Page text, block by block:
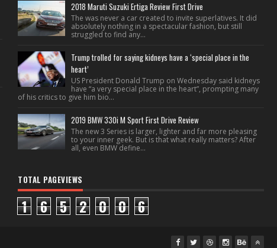
2018 Maruti Suzuki Ertiga Review First Drive
The was never a car created to invite superlatives. It did
absolutely nothing in a spectacular fashion, but still
struggled to find any...
Trump trolled for saying kidneys have a ‘special place in the
heart’
US President Donald Trump on Wednesday said kidneys
have “a very special place in the heart”, prompting many
of his critics to give him bio...
2019 BMW 330i M Sport First Drive Review
The new 3 Series is larger, lighter and far more pleasing
to your inner geek. But is that what really matters? After
all, even BMW define...
TOTAL PAGEVIEWS
1 6 5 2 0 0 6